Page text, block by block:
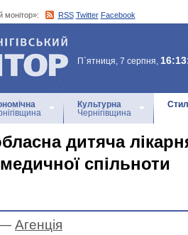
монітор»: RSS Twitter Facebook
монітор»
П`ятниця, 7 серпня,
Культурна
Чернігівщина
дитяча
спільноти
Агенцiя